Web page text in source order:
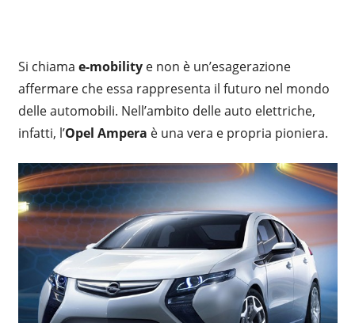
Si chiama e-mobilitye non è un’esagerazione
affermare che essa rappresenta il futuro nel mondo
delle automobili. Nell’ambito delle auto elettriche,
infatti, l’Opel Ampera è una vera e propria pioniera.